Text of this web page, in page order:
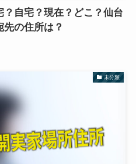
自宅？現在？どこ？仙台
の住所は？
未分類